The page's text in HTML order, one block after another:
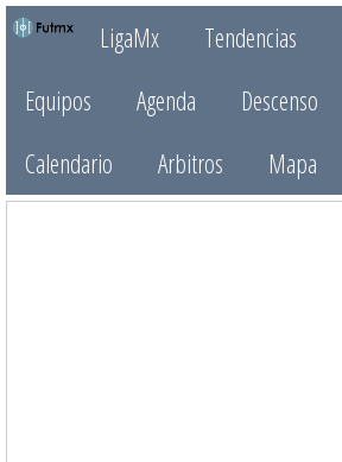
LigaMx Tendencias
Equipos
Agenda Descenso
Calendario
Arbitros Mapa